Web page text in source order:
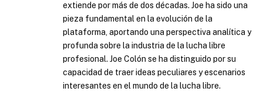
extiende por más de dos décadas. Joe ha sido una
pieza fundamental en la evolución de la
plataforma, aportando una perspectiva analítica y
profunda sobre la industria de la lucha libre
profesional. Joe Colón se ha distinguido por su
capacidad de traer ideas peculiares y escenarios
interesantes en el mundo de la lucha libre.